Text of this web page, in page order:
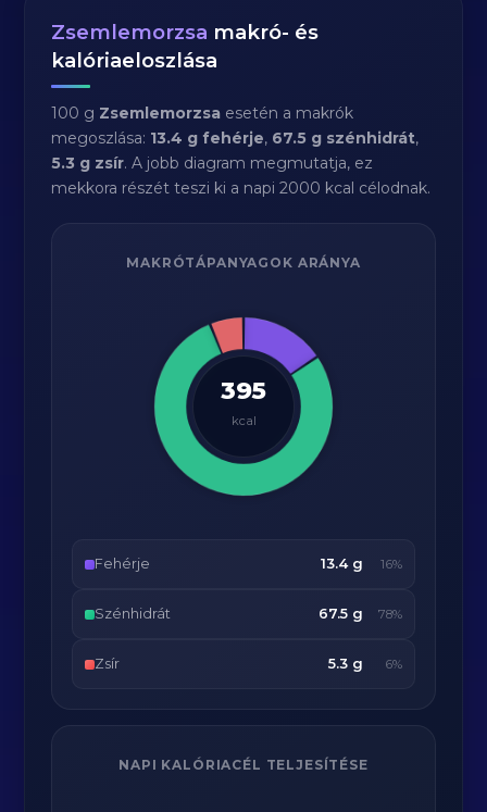
Zsemlemorzsa makró- és
kalóriaeloszlása
100 g Zsemlemorzsa esetén a makrók
megoszlása: 13.4 g fehérje, 67.5 g szénhidrát,
5.3 g zsír. A jobb diagram megmutatja, ez
mekkora részét teszi ki a napi 2000 kcal célodnak.
MAKRÓTÁPANYAGOK ARÁNYA
395
kcal
Fehérje 13.4 g 16%
Szénhidrát 67.5 g 78%
Zsír 5.3 g 6%
NAPI KALÓRIACÉL TELJESÍTÉSE